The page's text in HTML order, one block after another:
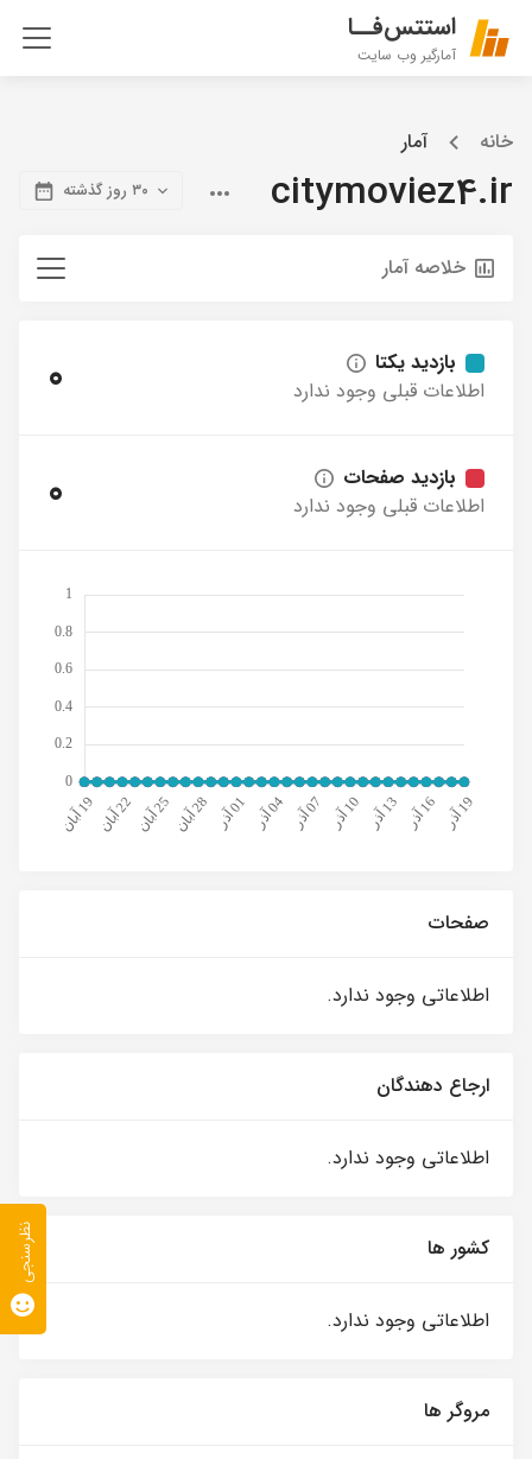
استتس‌فــا
آمارگیر وب سایت
خانه آمار
citymoviez4.ir ۳۰ روز گذشته
خلاصه آمار
بازدید یکتا
اطلاعات قبلی وجود ندارد
0
بازدید صفحات
اطلاعات قبلی وجود ندارد
0
صفحات
اطلاعاتی وجود ندارد.
ارجاع دهندگان
اطلاعاتی وجود ندارد.
کشور ها
اطلاعاتی وجود ندارد.
مروگر ها
نظرسنجی